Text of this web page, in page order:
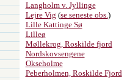
Langholm v. Jyllinge
Lejre Vig (se seneste obs.)
Lille Kattinge Sø
Lilleø
Møllekrog, Roskilde fjord
Nordskovsengene
Okseholme
Peberholmen, Roskilde Fjord